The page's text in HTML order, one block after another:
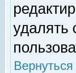
удалять